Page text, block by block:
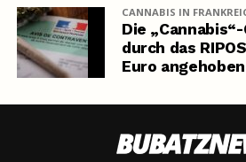
CANNABIS IN
Die
durch das
Euro angehoben